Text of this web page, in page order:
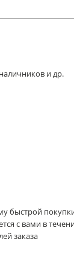
и др.
быстрой
с вами в
заказа